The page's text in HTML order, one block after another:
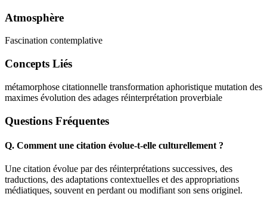
Atmosphère
Fascination contemplative
Concepts Liés
métamorphose citationnelle transformation aphoristique mutation des
maximes évolution des adages réinterprétation proverbiale
Questions Fréquentes
Q. Comment une citation évolue-t-elle culturellement ?
Une citation évolue par des réinterprétations successives, des
traductions, des adaptations contextuelles et des appropriations
médiatiques, souvent en perdant ou modifiant son sens originel.